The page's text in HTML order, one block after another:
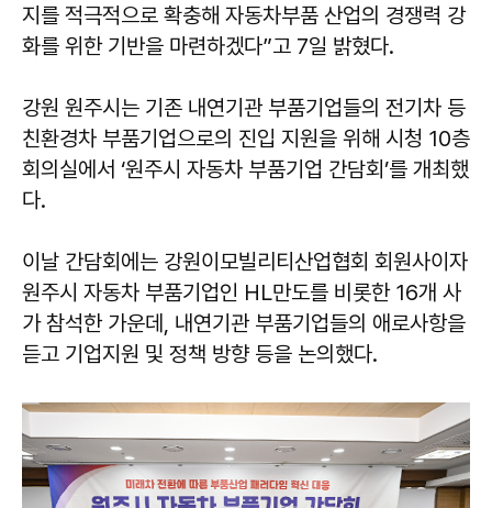
지를 적극적으로 확충해 자동차부품 산업의 경쟁력 강
화를 위한 기반을 마련하겠다”고 7일 밝혔다.
강원 원주시는 기존 내연기관 부품기업들의 전기차 등
친환경차 부품기업으로의 진입 지원을 위해 시청 10층
회의실에서 ‘원주시 자동차 부품기업 간담회’를 개최했
다.
이날 간담회에는 강원이모빌리티산업협회 회원사이자
원주시 자동차 부품기업인 HL만도를 비롯한 16개 사
가 참석한 가운데, 내연기관 부품기업들의 애로사항을
듣고 기업지원 및 정책 방향 등을 논의했다.